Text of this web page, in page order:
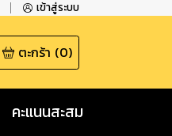
เข้าสู่ระบบ
ตะกร้า (0)
คะแนนสะสม